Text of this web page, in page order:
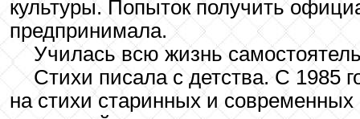
культуры. Попыток получить
предпринимала.
Училась всю жизнь
Стихи писала с детства. С 1985
на стихи старинных и